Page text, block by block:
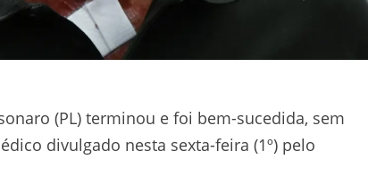
(PL) terminou e foi bem-sucedida, sem
divulgado nesta sexta-feira (1º) pelo